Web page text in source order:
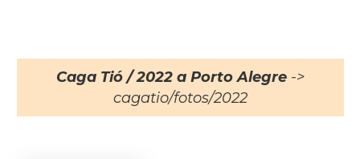
Caga Tió / 2022 a Porto Alegre->
cagatio/fotos/2022